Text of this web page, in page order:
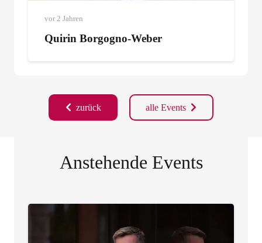
vor 2 Jahren
Quirin Borgogno-Weber
zurück alle Events
Anstehende Events